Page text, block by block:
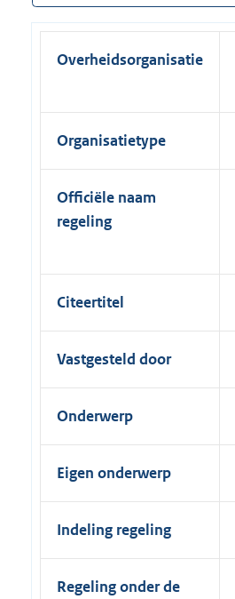
Overheidsorganisatie
Organisatietype
Officiële naam
regeling
Citeertitel
Vastgesteld door
Onderwerp
Eigen onderwerp
Indeling regeling
Regeling onder de